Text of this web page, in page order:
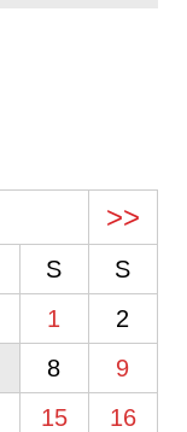
>>
S
S
1
2
8
9
15
16